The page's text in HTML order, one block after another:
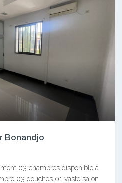
Bonandjo
03 chambres disponible à
03 douches 01 vaste salon